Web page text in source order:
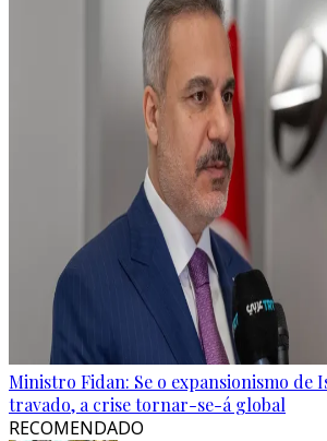
Ministro Fidan: Se o expansionismo de
travado, a crise tornar-se-á global
RECOMENDADO